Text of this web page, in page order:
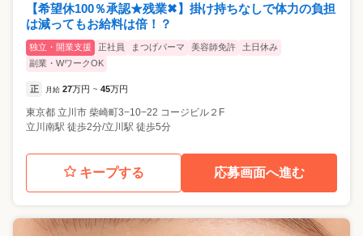
【希望休100％承認★残業✖︎】掛け持ちなしで体力の負担
は減ってもお給料は倍！？
独立・開業支援 正社員 まつげパーマ 美容師免許
土日休み
副業・WワークOK
正 月給 27万円 ~ 45万円
東京都 立川市 柴崎町3−10−22 コージビル２F
立川南駅 徒歩2分/立川駅 徒歩5分
キープする 応募画面へ進む